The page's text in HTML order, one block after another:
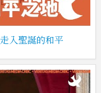
入聖誕的和平